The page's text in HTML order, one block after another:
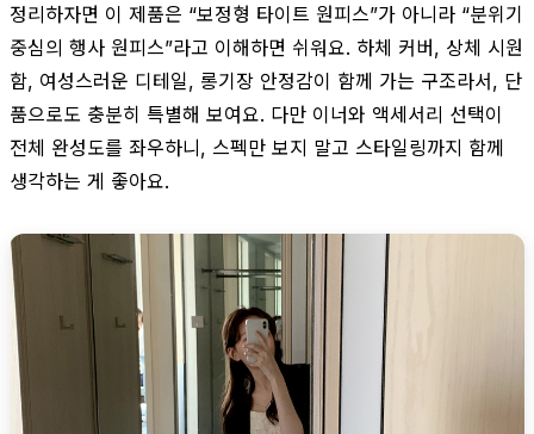
정리하자면 이 제품은 “보정형 타이트 원피스”가 아니라 “분위기
중심의 행사 원피스”라고 이해하면 쉬워요. 하체 커버, 상체 시원
함, 여성스러운 디테일, 롱기장 안정감이 함께 가는 구조라서, 단
품으로도 충분히 특별해 보여요. 다만 이너와 액세서리 선택이
전체 완성도를 좌우하니, 스펙만 보지 말고 스타일링까지 함께
생각하는 게 좋아요.